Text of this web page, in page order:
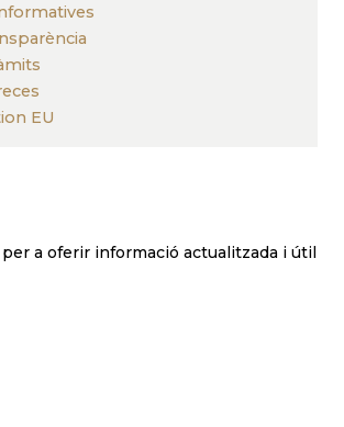
EU
a oferir informació actualitzada i útil